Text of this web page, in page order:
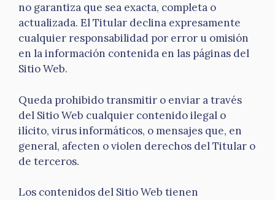
no garantiza que sea exacta, completa o
actualizada. El Titular declina expresamente
cualquier responsabilidad por error u omisión
en la información contenida en las páginas del
Sitio Web.
Queda prohibido transmitir o enviar a través
del Sitio Web cualquier contenido ilegal o
ilícito, virus informáticos, o mensajes que, en
general, afecten o violen derechos del Titular o
de terceros.
Los contenidos del Sitio Web tienen